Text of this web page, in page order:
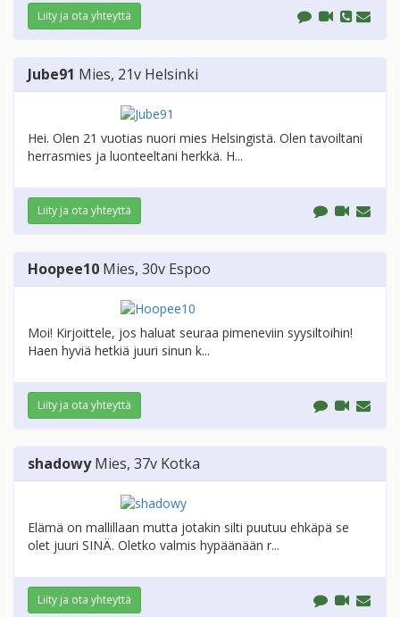
Liity ja ota yhteyttä
Jube91 Mies, 21v Helsinki
Hei. Olen 21 vuotias nuori mies Helsingistä. Olen tavoiltani
herrasmies ja luonteeltani herkkä. H...
Liity ja ota yhteyttä
Hoopee10 Mies, 30v Espoo
Moi! Kirjoittele, jos haluat seuraa pimeneviin syysiltoihin!
Haen hyviä hetkiä juuri sinun k...
Liity ja ota yhteyttä
shadowy Mies, 37v Kotka
Elämä on mallillaan mutta jotakin silti puutuu ehkäpä se
olet juuri SINÄ. Oletko valmis hypäänään r...
Liity ja ota yhteyttä